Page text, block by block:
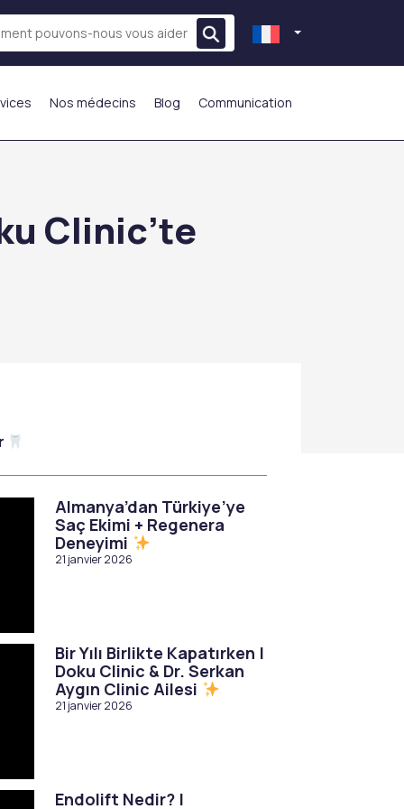
Nos médecins Blog Communication
Clinic’te
Almanya’dan Türkiye’ye
Saç Ekimi + Regenera
Deneyimi
21 janvier 2026
Bir Yılı Birlikte Kapatırken |
Doku Clinic & Dr. Serkan
Aygın Clinic Ailesi
21 janvier 2026
Endolift Nedir? |